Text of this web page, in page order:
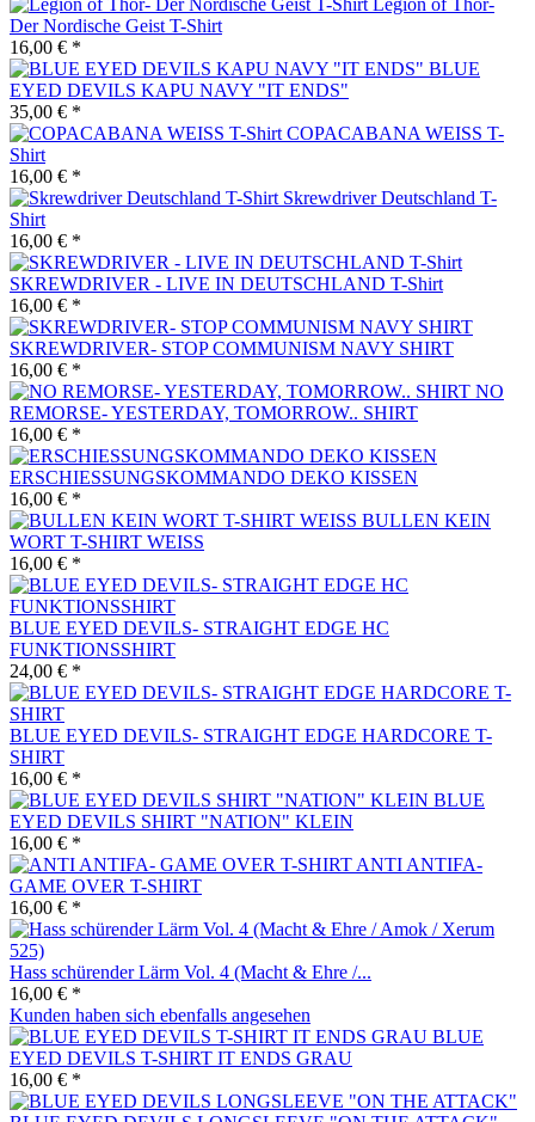
Der Nordische Geist T-Shirt
16,00 € *
BLUE
EYED DEVILS KAPU NAVY "IT ENDS"
35,00 € *
COPACABANA WEISS T-
Shirt
16,00 € *
Skrewdriver Deutschland T-
Shirt
16,00 € *
SKREWDRIVER - LIVE IN DEUTSCHLAND T-Shirt
16,00 € *
SKREWDRIVER- STOP COMMUNISM NAVY SHIRT
16,00 € *
NO
REMORSE- YESTERDAY, TOMORROW.. SHIRT
16,00 € *
ERSCHIESSUNGSKOMMANDO DEKO KISSEN
16,00 € *
BULLEN KEIN
WORT T-SHIRT WEISS
16,00 € *
BLUE EYED DEVILS- STRAIGHT EDGE HC
FUNKTIONSSHIRT
24,00 € *
BLUE EYED DEVILS- STRAIGHT EDGE HARDCORE T-
SHIRT
16,00 € *
BLUE
EYED DEVILS SHIRT "NATION" KLEIN
16,00 € *
ANTI ANTIFA-
GAME OVER T-SHIRT
16,00 € *
Hass schürender Lärm Vol. 4 (Macht & Ehre /...
16,00 € *
Kunden haben sich ebenfalls angesehen
BLUE
EYED DEVILS T-SHIRT IT ENDS GRAU
16,00 € *